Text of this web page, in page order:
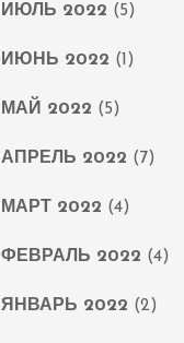
ИЮЛЬ 2022 (5)
ИЮНЬ 2022 (1)
МАЙ 2022 (5)
АПРЕЛЬ 2022 (7)
МАРТ 2022 (4)
ФЕВРАЛЬ 2022 (4)
ЯНВАРЬ 2022 (2)